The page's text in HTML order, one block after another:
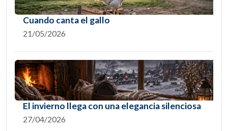
Cuando canta el gallo
21/05/2026
El invierno llega con una elegancia silenciosa
27/04/2026